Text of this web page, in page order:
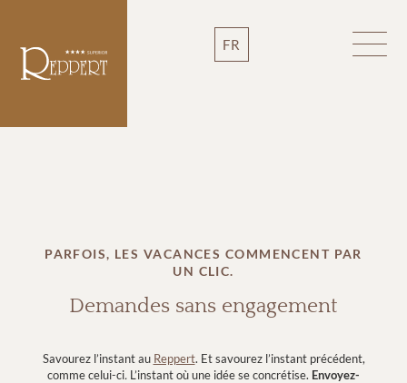
FR
Demandes sans engagement
PARFOIS, LES VACANCES COMMENCENT PAR
UN CLIC.
Savourez l’instant au Reppert. Et savourez l’instant précédent,
comme celui-ci. L’instant où une idée se concrétise. Envoyez-